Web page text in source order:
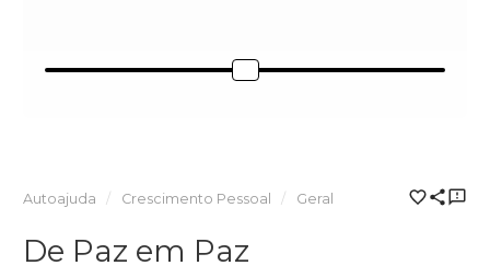
Autoajuda Crescimento Pessoal Geral
De Paz em Paz